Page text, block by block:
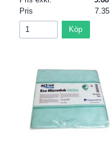
Pris
7.35
Köp